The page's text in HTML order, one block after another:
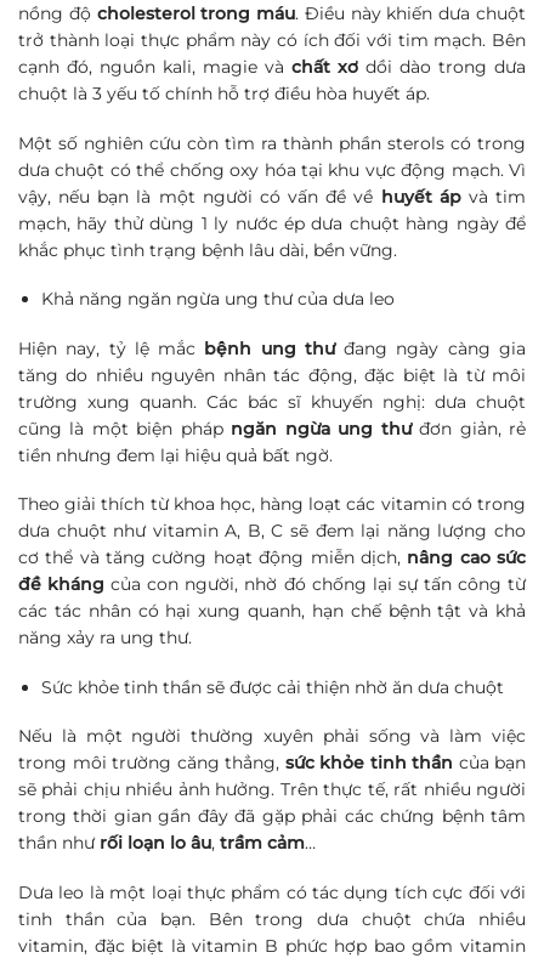
nồng độ cholesterol trong máu. Điều này khiến dưa chuột
trở thành loại thực phẩm này có ích đối với tim mạch. Bên
cạnh đó, nguồn kali, magie và chất xơ dồi dào trong dưa
chuột là 3 yếu tố chính hỗ trợ điều hòa huyết áp.
Một số nghiên cứu còn tìm ra thành phần sterols có trong
dưa chuột có thể chống oxy hóa tại khu vực động mạch. Vì
vậy, nếu bạn là một người có vấn đề về huyết ápvà tim
mạch, hãy thử dùng 1 ly nước ép dưa chuột hàng ngày để
khắc phục tình trạng bệnh lâu dài, bền vững.
Khả năng ngăn ngừa ung thư của dưa leo
Hiện nay, tỷ lệ mắc bệnh ung thưđang ngày càng gia
tăng do nhiều nguyên nhân tác động, đặc biệt là từ môi
trường xung quanh. Các bác sĩ khuyến nghị: dưa chuột
cũng là một biện pháp ngăn ngừa ung thưđơn giản, rẻ
tiền nhưng đem lại hiệu quả bất ngờ.
Theo giải thích từ khoa học, hàng loạt các vitamin có trong
dưa chuột như vitamin A, B, C sẽ đem lại năng lượng cho
cơ thể và tăng cường hoạt động miễn dịch, nâng cao sức
đề kháng của con người, nhờ đó chống lại sự tấn công từ
các tác nhân có hại xung quanh, hạn chế bệnh tật và khả
năng xảy ra ung thư.
Sức khỏe tinh thần sẽ được cải thiện nhờ ăn dưa chuột
Nếu là một người thường xuyên phải sống và làm việc
trong môi trường căng thẳng, sức khỏe tinh thần của bạn
sẽ phải chịu nhiều ảnh hưởng. Trên thực tế, rất nhiều người
trong thời gian gần đây đã gặp phải các chứng bệnh tâm
thần như rối loạn lo âu, trầm cảm…
Dưa leo là một loại thực phẩm có tác dụng tích cực đối với
tinh thần của bạn. Bên trong dưa chuột chứa nhiều
vitamin, đặc biệt là vitamin B phức hợp bao gồm vitamin